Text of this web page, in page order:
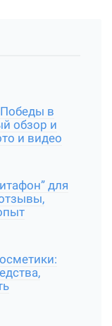
в
обзор и
и видео
для